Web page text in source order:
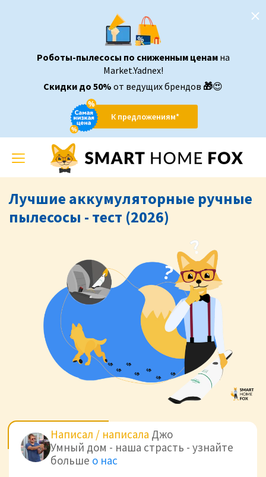
Роботы-пылесосы по сниженным ценам на
Market.Yadnex!
Скидки до 50% от ведущих брендов 🎁😍
К предложениям*
Toggle
navigation
Лучшие аккумуляторные ручные
пылесосы - тест (2026)
Написал / написала Джо
Умный дом - наша страсть - узнайте
больше о нас